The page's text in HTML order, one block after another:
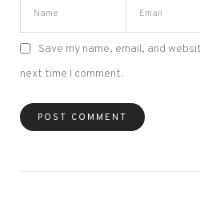
Save my name, email, and
next time I comment.